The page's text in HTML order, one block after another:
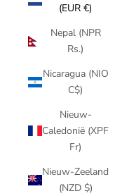
(EUR €)
Nepal (NPR
Rs.)
Nicaragua (NIO
C$)
Nieuw-
Caledonië (XPF
Fr)
Nieuw-Zeeland
(NZD $)